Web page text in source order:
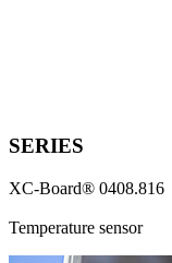
SERIES
XC-Board® 0408.816
Temperature sensor